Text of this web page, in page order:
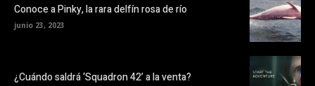
Conoce a Pinky, la rara delfín rosa de río
junio 23, 2023
¿Cuándo saldrá ‘Squadron 42’ a la venta?